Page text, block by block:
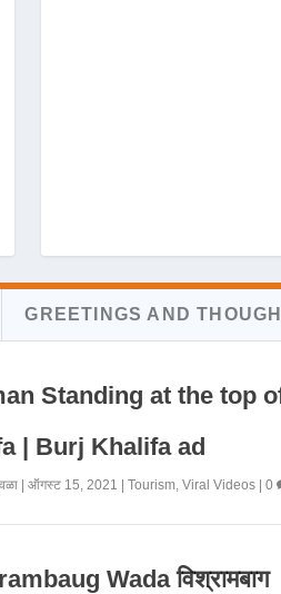
GREETINGS AND
Standing at the top
| Burj Khalifa ad
| ऑगस्ट 15, 2021 | Tourism, Viral Videos| 0
Wada विश्रामबाग